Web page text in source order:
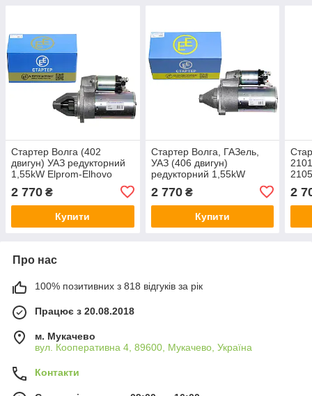
Стартер Волга (402
двигун) УАЗ редукторний
1,55kW Elprom-Elhovo
2 770 ₴
Купити
Стартер Волга, ГАЗель,
УАЗ (406 двигун)
редукторний 1,55kW
5742.3708000
2 770₴
Купити
2
Про нас
100% позитивних з 818 відгуків за рік
Працює з 20.08.2018
м. Мукачево
вул. Кооперативна 4, 89600, Мукачево, Україна
Контакти